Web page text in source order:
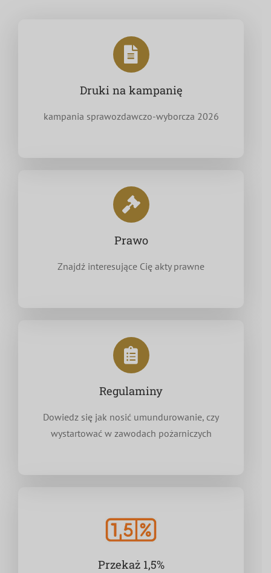
Druki na kampanię
kampania sprawozdawczo-wyborcza 2026
Prawo
Znajdź interesujące Cię akty prawne
Regulaminy
Dowiedz się jak nosić umundurowanie, czy
wystartować w zawodach pożarniczych
Przekaż 1,5%